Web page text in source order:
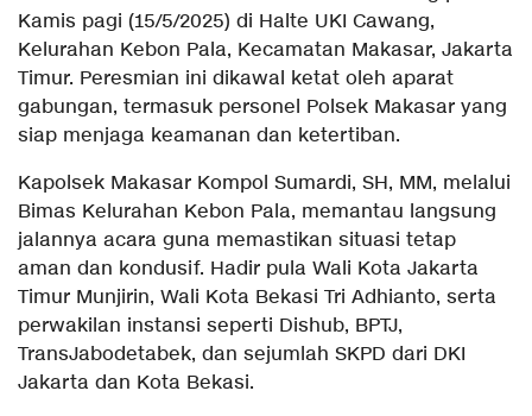
Kamis pagi (15/5/2025) di Halte UKI Cawang,
Kelurahan Kebon Pala, Kecamatan Makasar, Jakarta
Timur. Peresmian ini dikawal ketat oleh aparat
gabungan, termasuk personel Polsek Makasar yang
siap menjaga keamanan dan ketertiban.
Kapolsek Makasar Kompol Sumardi, SH, MM, melalui
Bimas Kelurahan Kebon Pala, memantau langsung
jalannya acara guna memastikan situasi tetap
aman dan kondusif. Hadir pula Wali Kota Jakarta
Timur Munjirin, Wali Kota Bekasi Tri Adhianto, serta
perwakilan instansi seperti Dishub, BPTJ,
TransJabodetabek, dan sejumlah SKPD dari DKI
Jakarta dan Kota Bekasi.